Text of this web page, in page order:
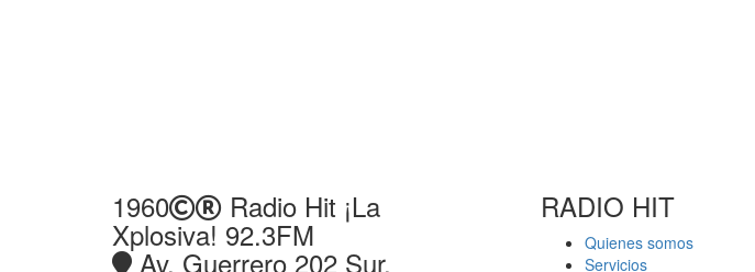
1960 Radio Hit ¡La
Xplosiva! 92.3FM
Av. Guerrero 202 Sur,
RADIO HIT
Quienes somos
Servicios